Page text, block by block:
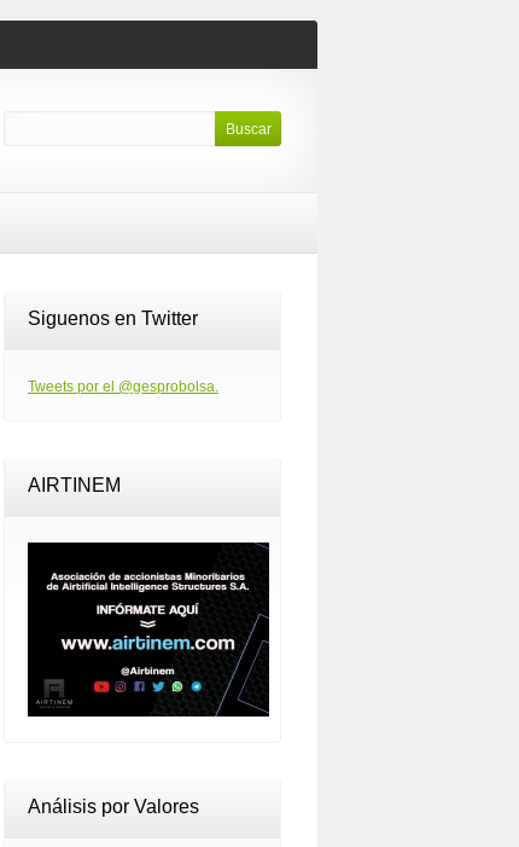
Siguenos en Twitter
Tweets por el @gesprobolsa.
AIRTINEM
Análisis por Valores